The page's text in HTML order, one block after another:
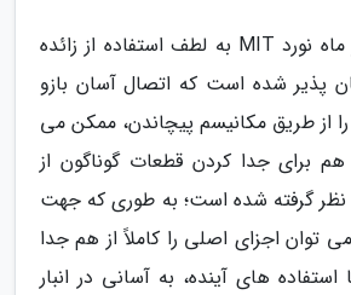
قابلیت های ماژولار ماه نورد MIT به لطف استفاده از زائده
پذیر شده است که اتصال آسان بازو
از طریق مکانیسم پیچاندن، ممکن می
هم برای جدا کردن قطعات گوناگون از
نظر گرفته شده است؛ به طوری که جهت
توان اجزای اصلی را کاملاً از هم جدا
های آینده، به آسانی در انبار